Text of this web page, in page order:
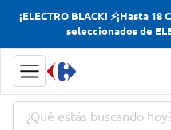
¡ELECTRO BLACK! ⚡¡Hasta
seleccionados de
¿Qué estás buscando hoy?
Términos más
Yerba
Cerveza
Doves